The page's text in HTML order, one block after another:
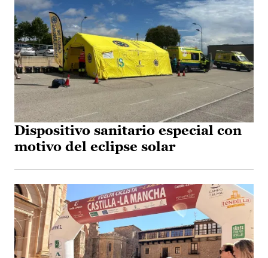
Dispositivo sanitario especial con
motivo del eclipse solar